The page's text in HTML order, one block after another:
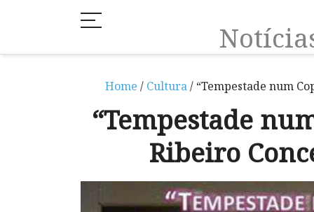
Home / Cultura/ “Tempestade num
“Tempestade
Ribeiro